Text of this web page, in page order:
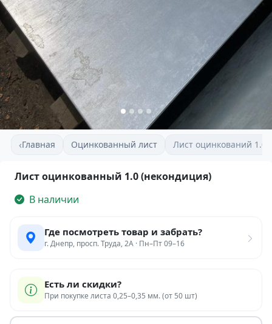
‹Главная Оцинкованный лист Лист оцинкований 1.0
Лист оцинкованный 1.0 (некондиция)
В наличии
Где посмотреть товар и забрать?
г. Днепр, просп. Труда, 2А · Пн–Пт 09–16
Есть ли скидки?
При покупке листа 0,25–0,35 мм. (от 50 шт)